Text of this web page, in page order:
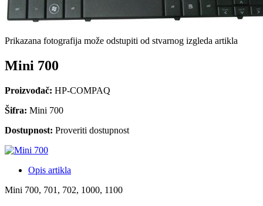
Prikazana fotografija može odstupiti od stvarnog izgleda artikla
Mini 700
Proizvođač: HP-COMPAQ
Šifra: Mini 700
Dostupnost: Proveriti dostupnost
Opis artikla
Mini 700, 701, 702, 1000, 1100